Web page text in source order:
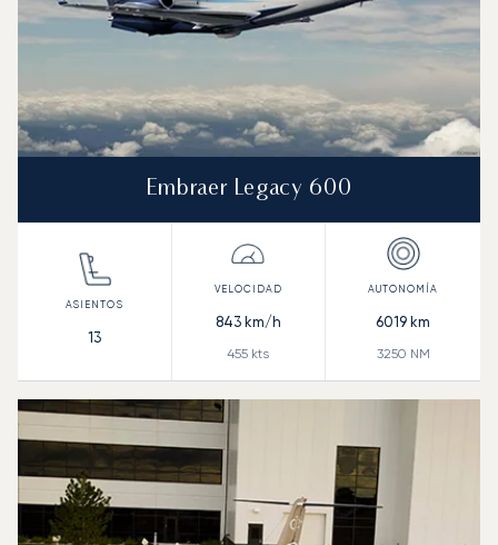
Embraer Legacy 600
13
843km/h
455 kts
6019 km
3250 NM